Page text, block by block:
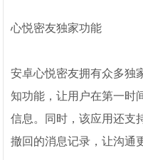
心悦密友独家功能
安卓心悦密友拥有众多独
知功能，让用户在第一时
信息。同时，该应用还支
撤回的消息记录，让沟通